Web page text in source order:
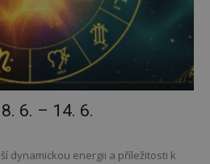
6. – 14. 6.
dynamickou energii a příležitosti k